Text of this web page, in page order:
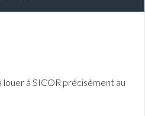
à SICOR précisément au